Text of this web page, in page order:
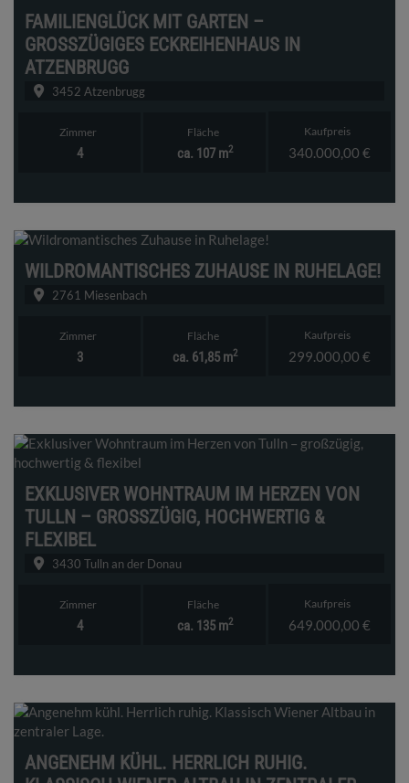
FAMILIENGLÜCK MIT GARTEN –
GROSSZÜGIGES ECKREIHENHAUS IN A
TZENBRUGG
3452 Atzenbrugg
Zimmer
4
Fläche
ca. 107 m2
Kaufpreis
340.000,00 €
WILDROMANTISCHES ZUHAUSE IN RUHELAGE!
2761 Miesenbach
Zimmer
3
Fläche
ca. 61,85 m2
Kaufpreis
299.000,00 €
EXKLUSIVER WOHNTRAUM IM HERZEN VON
TULLN – GROSSZÜGIG, HOCHWERTIG & F
LEXIBEL
3430 Tulln an der Donau
Zimmer
4
Fläche
ca. 135 m2
Kaufpreis
649.000,00 €
ANGENEHM KÜHL. HERRLICH RUHIG.